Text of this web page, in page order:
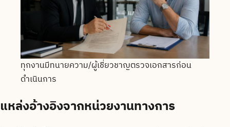
ทุกงานมีทนายความ/ผู้เชี่ยวชาญตรวจเอกสารก่อน
ดำเนินการ
แหล่งอ้างอิงจากหน่วยงานทางการ